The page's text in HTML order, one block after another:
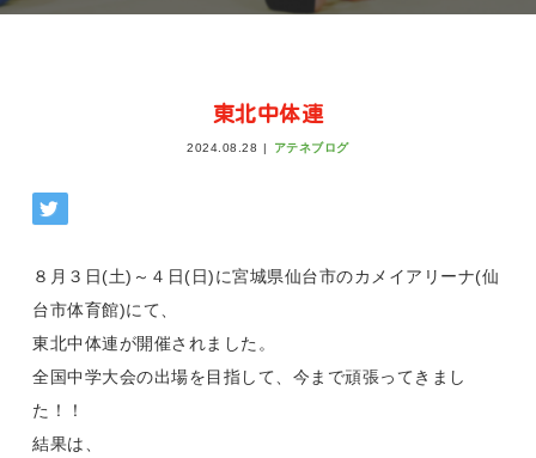
東北中体連
2024.08.28 アテネブログ
８月３日(土)～４日(日)に宮城県仙台市のカメイアリーナ(仙
台市体育館)にて、
東北中体連が開催されました。
全国中学大会の出場を目指して、今まで頑張ってきまし
た！！
結果は、